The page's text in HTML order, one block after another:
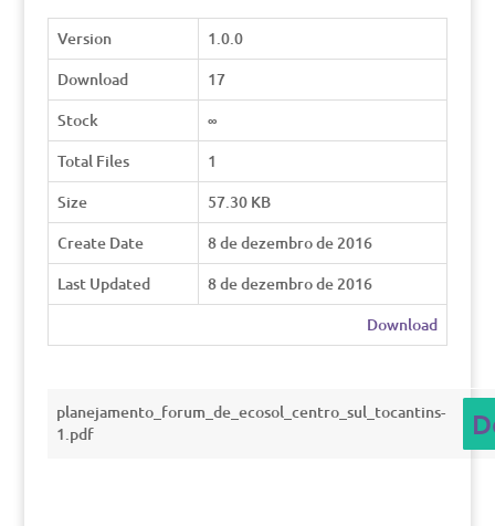
Version
1.0.0
Download
17
Stock
∞
Total Files
1
Size
57.30 KB
Create Date
8 de dezembro de 2016
Last Updated
8 de dezembro de 2016
Download
planejamento_forum_de_ecosol_centro_sul_tocantins-
1.pdf